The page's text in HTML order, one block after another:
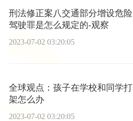
刑法修正案八交通部分增设危险
驾驶罪是怎么规定的-观察
2023-07-02 03:20:05
全球观点：孩子在学校和同学打
架怎么办
2023-07-02 03:20:05